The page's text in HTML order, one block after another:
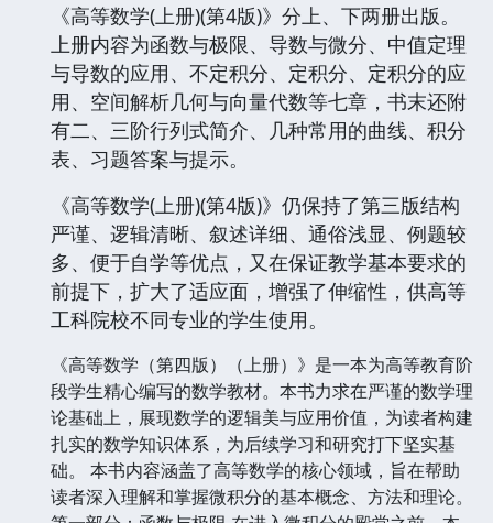
《高等数学(上册)(第4版)》分上、下两册出版。
上册内容为函数与极限、导数与微分、中值定理
与导数的应用、不定积分、定积分、定积分的应
用、空间解析几何与向量代数等七章，书末还附
有二、三阶行列式简介、几种常用的曲线、积分
表、习题答案与提示。
《高等数学(上册)(第4版)》仍保持了第三版结构
严谨、逻辑清晰、叙述详细、通俗浅显、例题较
多、便于自学等优点，又在保证教学基本要求的
前提下，扩大了适应面，增强了伸缩性，供高等
工科院校不同专业的学生使用。
《高等数学（第四版）（上册）》是一本为高等教育阶
段学生精心编写的数学教材。本书力求在严谨的数学理
论基础上，展现数学的逻辑美与应用价值，为读者构建
扎实的数学知识体系，为后续学习和研究打下坚实基
础。 本书内容涵盖了高等数学的核心领域，旨在帮助
读者深入理解和掌握微积分的基本概念、方法和理论。